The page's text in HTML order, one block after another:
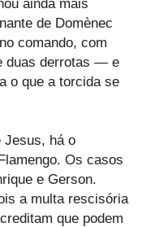
ainda mais
de Domènec
comando, com
duas derrotas — e
o que a torcida se
Jesus, há o
Os casos
e Gerson.
a multa rescisória
que podem